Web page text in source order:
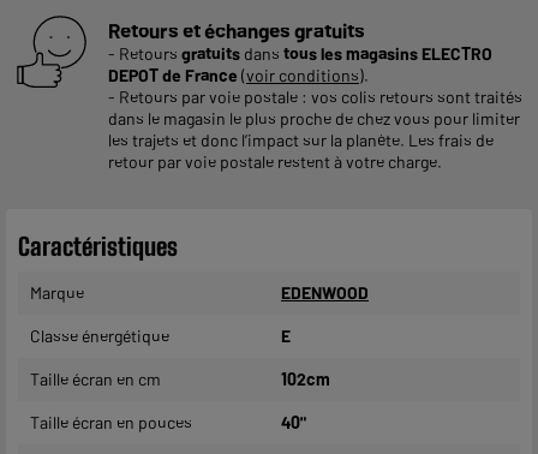
Retours et échanges gratuits
- Retours gratuits dans tous les magasins ELECTRO
DEPOT de France (voir conditions).
- Retours par voie postale : vos colis retours sont traités
dans le magasin le plus proche de chez vous pour limiter
les trajets et donc l’impact sur la planète. Les frais de
retour par voie postale restent à votre charge.
Caractéristiques
Marque EDENWOOD
Classe énergétique E
Taille écran en cm 102cm
Taille écran en pouces 40"